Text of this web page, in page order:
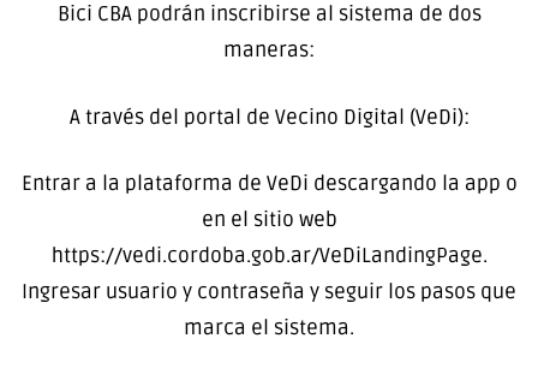
Bici CBA podrán inscribirse al sistema de dos
maneras:
A través del portal de Vecino Digital (VeDi):
Entrar a la plataforma de VeDi descargando la app o
en el sitio web
https://vedi.cordoba.gob.ar/VeDiLandingPage.
Ingresar usuario y contraseña y seguir los pasos que
marca el sistema.